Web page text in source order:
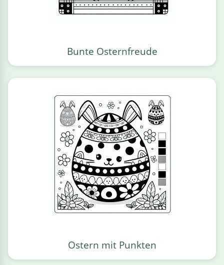
Bunte Osternfreude
Ostern mit Punkten